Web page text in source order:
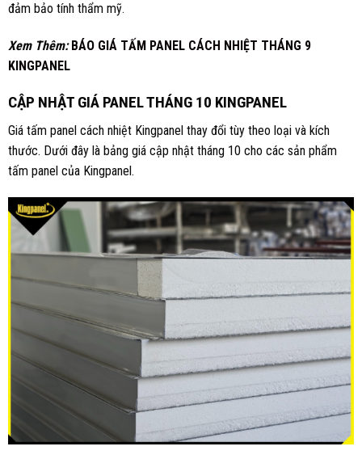
đảm bảo tính thẩm mỹ.
Xem Thêm: BÁO GIÁ TẤM PANEL CÁCH NHIỆT THÁNG 9
KINGPANEL
CẬP NHẬT GIÁ PANEL THÁNG 10 KINGPANEL
Giá tấm panel cách nhiệt Kingpanel thay đổi tùy theo loại và kích
thước. Dưới đây là bảng giá cập nhật tháng 10 cho các sản phẩm
tấm panel của Kingpanel.